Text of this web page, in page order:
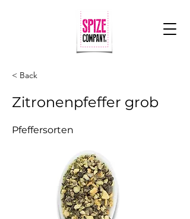
< Back
Zitronenpfeffer grob
Pfeffersorten